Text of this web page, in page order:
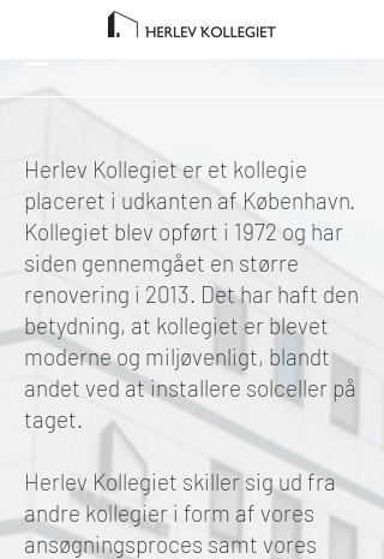
Herlev Kollegiet er et kollegie
placeret i udkanten af København.
Kollegiet blev opført i 1972 og har
siden gennemgået en større
renovering i 2013. Det har haft den
betydning, at kollegiet er blevet
moderne og miljøvenligt, blandt
andet ved at installere solceller på
taget.
Herlev Kollegiet skiller sig ud fra
andre kollegier i form af vores
ansøgningsproces samt vores